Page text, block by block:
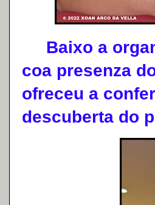
Baixo a
coa presenza
ofreceu a
descuberta do